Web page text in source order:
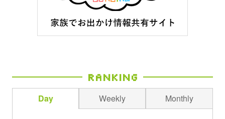
Ranking
Day Weekly Monthly